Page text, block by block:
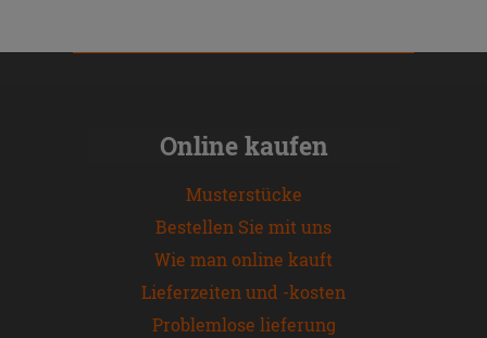
Online kaufen
Musterstücke
Bestellen Sie mit uns
Wie man online kauft
Lieferzeiten und -kosten
Problemlose lieferung